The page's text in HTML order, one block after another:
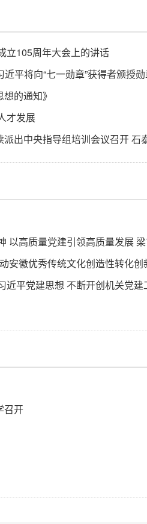
立105周年大会上的讲话
平将向“七一勋章”获得者颁授
的通知》
才发展
指导组培训会议召开 石泰峰出席
以高质量党建引领高质量发展
安徽优秀传统文化创造性转化创
平党建思想 不断开创机关党建
召开